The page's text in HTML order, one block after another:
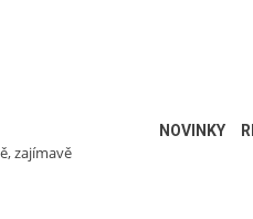
zajímavě
NOVINKY